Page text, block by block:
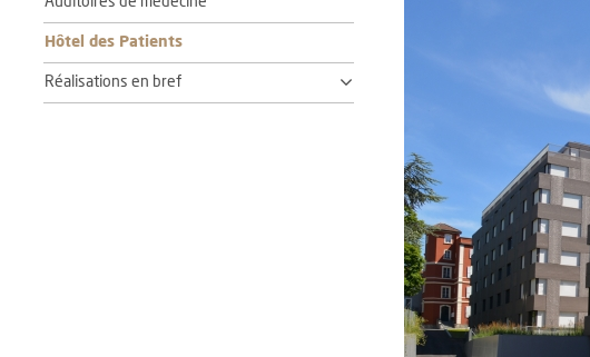
Hôtel des Patients
Réalisations en bref